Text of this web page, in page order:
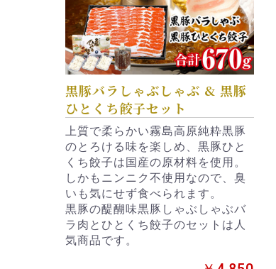
黒豚バラしゃぶしゃぶ & 黒豚
ひとくち餃子セット
上質で柔らかい霧島高原純粋黒豚
のとろける味を楽しめ、黒豚ひと
くち餃子は国産の原材料を使用。
しかもニンニク不使用なので、臭
いも気にせず食べられます。
黒豚の醍醐味黒豚しゃぶしゃぶバ
ラ肉とひとくち餃子のセットは人
気商品です。